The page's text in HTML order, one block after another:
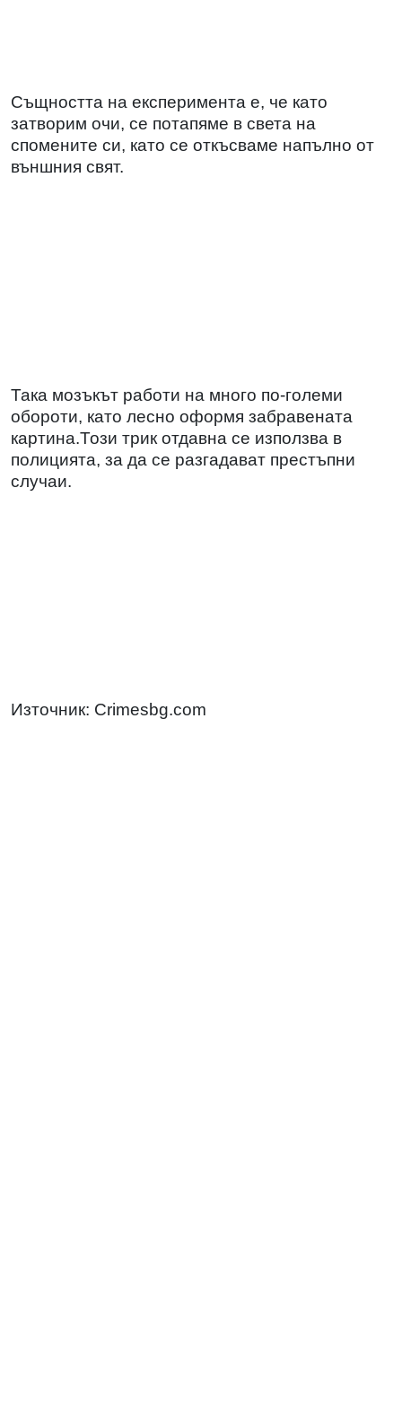
Същността на експеримента е, че като
затворим очи, се потапяме в света на
спомените си, като се откъсваме напълно от
външния свят.
Така мозъкът работи на много по-големи
обороти, като лесно оформя забравената
картина.Този трик отдавна се използва в
полицията, за да се разгадават престъпни
случаи.
Източник: Crimesbg.com